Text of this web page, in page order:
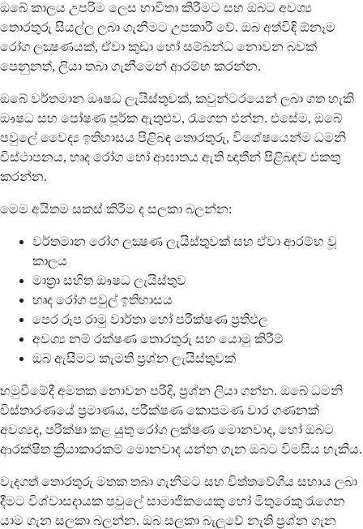
ඔබේ කාලය උපරිම ලෙස භාවිතා කිරීමට සහ ඔබට අවශ්‍ය
තොරතුරු සියල්ල ලබා ගැනීමට උපකාරී වේ. ඔබ අත්විඳි ඕනෑම
රෝග ලක්‍ෂණයක්, ඒවා කුඩා හෝ සම්බන්ධ නොවන බවක්
පෙනුනත්, ලියා තබා ගැනීමෙන් ආරම්භ කරන්න.
ඔබේ වර්තමාන ඖෂධ ලැයිස්තුවක්, කවුන්ටරයෙන් ලබා ගත හැකි
ඖෂධ සහ පෝෂණ පූර්ක ඇතුළුව, රැගෙන එන්න. එසේම, ඔබේ
පවුලේ වෛද්‍ය ඉතිහාසය පිළිබඳ තොරතුරු, විශේෂයෙන්ම ධමනි
විස්ථාපනය, හෘද රෝග හෝ ආඝාතය ඇති ඥාතීන් පිළිබඳව එකතු
කරන්න.
මෙම අයිතම සකස් කිරීම ද සලකා බලන්න:
වර්තමාන රෝග ලක්‍ෂණ ලැයිස්තුවක් සහ ඒවා ආරම්භ වූ
කාලය
මාත්‍රා සහිත ඖෂධ ලැයිස්තුව
හෘද රෝග පවුල් ඉතිහාසය
පෙර රූප රාමු වාර්තා හෝ පරීක්ෂණ ප්‍රතිඵල
අවශ්‍ය නම් රක්ෂණ තොරතුරු සහ යොමු කිරීම්
ඔබ ඇසීමට කැමති ප්‍රශ්න ලැයිස්තුවක්
හමුවීමේදී අමතක නොවන පරිදි, ප්‍රශ්න ලියා ගන්න. ඔබේ ධමනි
විස්තාරණයේ ප්‍රමාණය, පරීක්ෂණ කොපමණ වාර ගණනක්
අවශ්‍යද, පරික්ෂා කළ යුතු රෝග ලක්ෂණ මොනවාද, හෝ ඔබට
ආරක්ෂිත ක්‍රියාකාරකම් මොනවාද යන්න ගැන ඔබට විමසිය හැකිය.
වැදගත් තොරතුරු මතක තබා ගැනීමට සහ චිත්තවේගීය සහාය ලබා
දීමට විශ්වාසදායක පවුලේ සාමාජිකයෙකු හෝ මිතුරෙකු රැගෙන
යාම ගැන සලකා බලන්න. ඔබ සලකා බැලුවේ නැති ප්‍රශ්න ගැන